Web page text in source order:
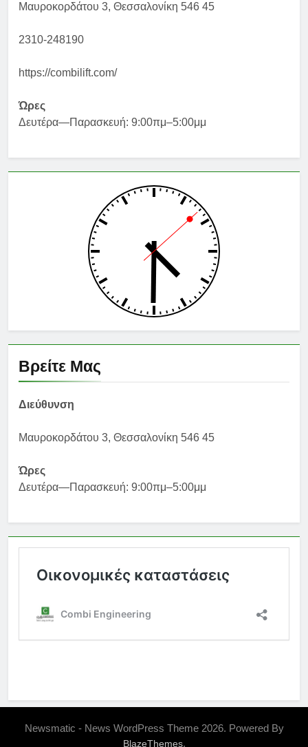
Μαυροκορδάτου 3, Θεσσαλονίκη 546 45
2310-248190
https://combilift.com/
Ώρες
Δευτέρα—Παρασκευή: 9:00πμ–5:00μμ
Βρείτε Μας
Διεύθυνση
Μαυροκορδάτου 3, Θεσσαλονίκη 546 45
Ώρες
Δευτέρα—Παρασκευή: 9:00πμ–5:00μμ
Newsmatic - News WordPress Theme 2026. Powered By
BlazeThemes.